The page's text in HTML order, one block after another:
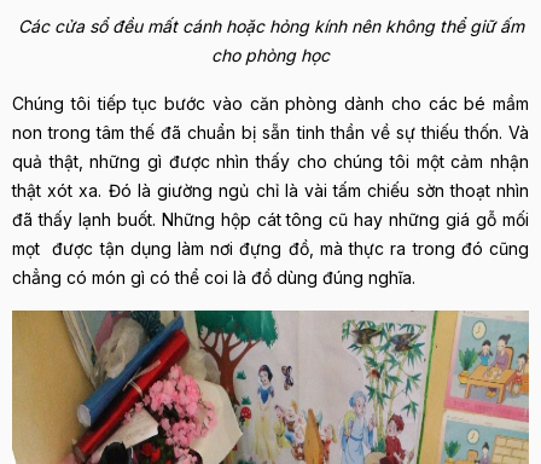
Các cửa sổ đều mất cánh hoặc hỏng kính nên không thể giữ ấm
cho phòng học
Chúng tôi tiếp tục bước vào căn phòng dành cho các bé mầm
non trong tâm thế đã chuẩn bị sẵn tinh thần về sự thiếu thốn. Và
quả thật, những gì được nhìn thấy cho chúng tôi một cảm nhận
thật xót xa. Đó là giường ngủ chỉ là vài tấm chiếu sờn thoạt nhìn
đã thấy lạnh buốt. Những hộp cát tông cũ hay những giá gỗ mối
mọt được tận dụng làm nơi đựng đồ, mà thực ra trong đó cũng
chẳng có món gì có thể coi là đồ dùng đúng nghĩa.